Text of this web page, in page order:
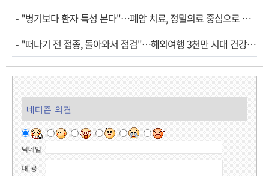
- "병기보다 환자 특성 본다"…폐암 치료, 정밀의료 중심으로 진화
- "떠나기 전 접종, 돌아와서 점검"…해외여행 3천만 시대 건강관리법
네티즌 의견
닉네임
내 용